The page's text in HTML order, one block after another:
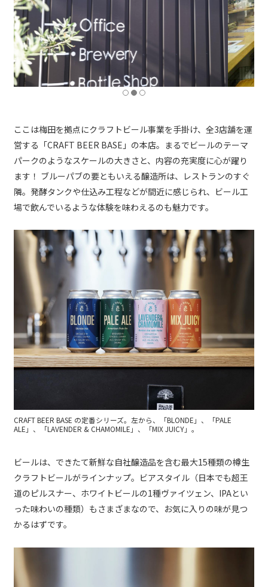
ここは梅田を拠点にクラフトビール事業を手掛け、全3店舗を運
営する「CRAFT BEER BASE」の本店。まるでビールのテーマ
パークのようなスケールの大きさと、内容の充実度に心が躍り
ます！ ブルーパブの要ともいえる醸造所は、レストランのすぐ
隣。発酵タンクや仕込み工程などが間近に感じられ、ビール工
場で飲んでいるような体験を味わえるのも魅力です。
CRAFT BEER BASE の定番シリーズ。左から、「BLONDE」、「PALE
ALE」、「LAVENDER & CHAMOMILE」、「MIX JUICY」。
ビールは、できたて新鮮な自社醸造品を含む最大15種類の樽生
クラフトビールがラインナップ。ビアスタイル（日本でも超王
道のピルスナー、ホワイトビールの1種ヴァイツェン、IPAとい
った味わいの種類）もさまざまなので、お気に入りの味が見つ
かるはずです。